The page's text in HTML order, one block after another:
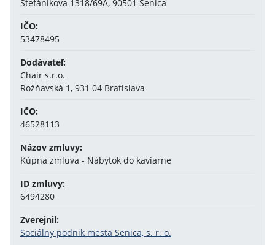
Štefánikova 1318/69A, 90501 Senica
IČO:
53478495
Dodávateľ:
Chair s.r.o.
Rožňavská 1, 931 04 Bratislava
IČO:
46528113
Názov zmluvy:
Kúpna zmluva - Nábytok do kaviarne
ID zmluvy:
6494280
Zverejnil:
Sociálny podnik mesta Senica, s. r. o.